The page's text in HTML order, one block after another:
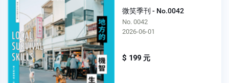
微笑季刊 - No.0042
No. 0042
2026-06-01
$ 199 元